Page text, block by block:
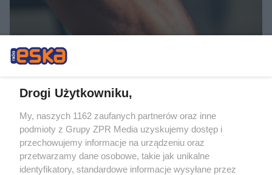
WTA Toronto. Ukrainka rzuca
wyzwanie Polce
Drogi Użytkowniku,
My, naszych 1162 zaufanych partnerów oraz inne
podmioty z Grupy ZPR Media uzyskujemy dostęp i
przechowujemy informacje na urządzeniu oraz
przetwarzamy dane osobowe, takie jak unikalne
identyfikatory, standardowe informacje wysyłane przez